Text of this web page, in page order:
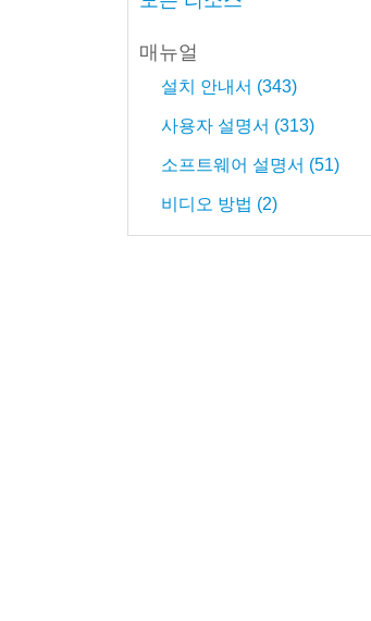
매뉴얼
설치 안내서 (343)
사용자 설명서 (313)
소프트웨어 설명서 (51)
비디오 방법 (2)